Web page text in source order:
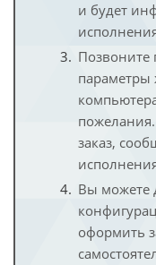
и будет
Позвоните
параметры
заказ,
Вы можете
оформить